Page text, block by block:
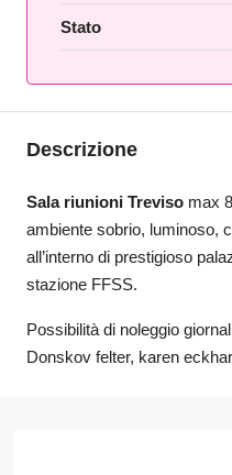
Stato
Descrizione
Sala riunioni Treviso max
ambiente sobrio, luminoso,
all’interno di prestigioso
stazione FFSS.
Possibilità di noleggio
Donskov felter, karen